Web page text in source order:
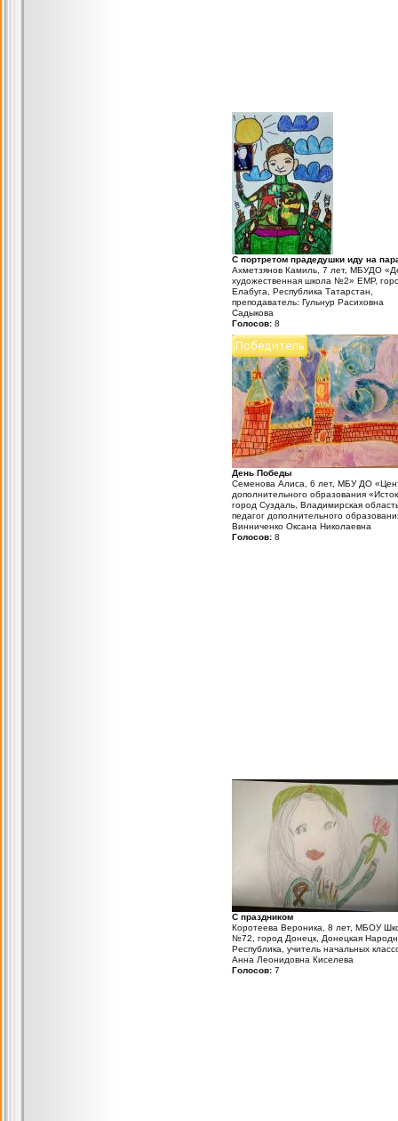
С портретом прадедушки иду на
Ахметзянов Камиль, 7 лет, МБУДО
художественная школа №2» ЕМР,
Елабуга, Республика Татарстан,
преподаватель: Гульнур Расиховна
Садыкова
Голосов: 8
День Победы
Семенова Алиса, 6 лет, МБУ ДО
дополнительного образования
город Суздаль, Владимирская
педагог дополнительного
Винниченко Оксана Николаевна
Голосов: 8
С праздником
Коротеева Вероника, 8 лет, МБОУ
№72, город Донецк, Донецкая
Республика, учитель начальных
Анна Леонидовна Киселева
Голосов: 7